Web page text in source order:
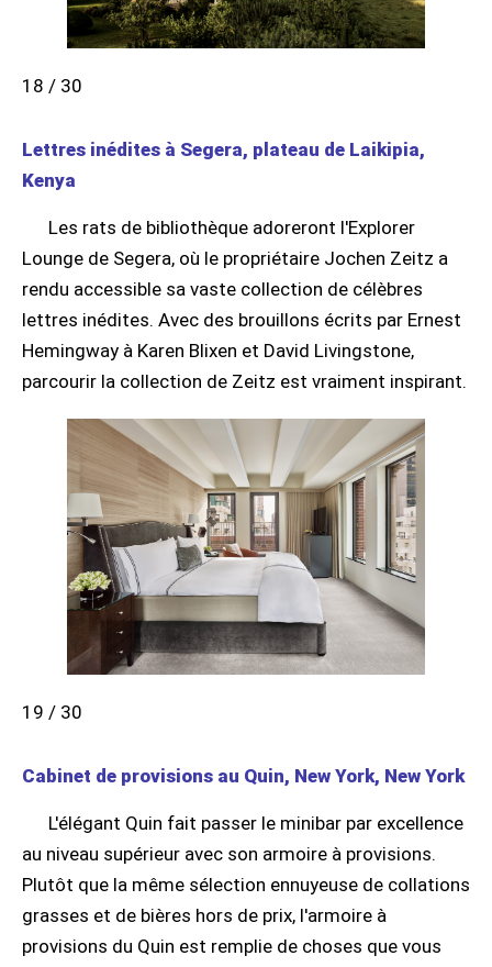
18 / 30
Lettres inédites à Segera, plateau de Laikipia,
Kenya
Les rats de bibliothèque adoreront l'Explorer
Lounge de Segera, où le propriétaire Jochen Zeitz a
rendu accessible sa vaste collection de célèbres
lettres inédites. Avec des brouillons écrits par Ernest
Hemingway à Karen Blixen et David Livingstone,
parcourir la collection de Zeitz est vraiment inspirant.
19 / 30
Cabinet de provisions au Quin, New York, New York
L'élégant Quin fait passer le minibar par excellence
au niveau supérieur avec son armoire à provisions.
Plutôt que la même sélection ennuyeuse de collations
grasses et de bières hors de prix, l'armoire à
provisions du Quin est remplie de choses que vous